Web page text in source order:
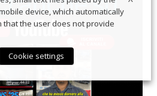
device, which automatically
that the user does not provide
Cookie settings